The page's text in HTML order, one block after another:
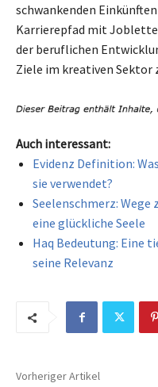
schwankenden
Karrierepfad mit
der beruflichen
Ziele im kreativen Sektor
Auch interessant:
Evidenz Definition:
sie verwendet?
Seelenschmerz:
eine glückliche Seele
Haq Bedeutung: Eine
seine Relevanz
Vorheriger Artikel